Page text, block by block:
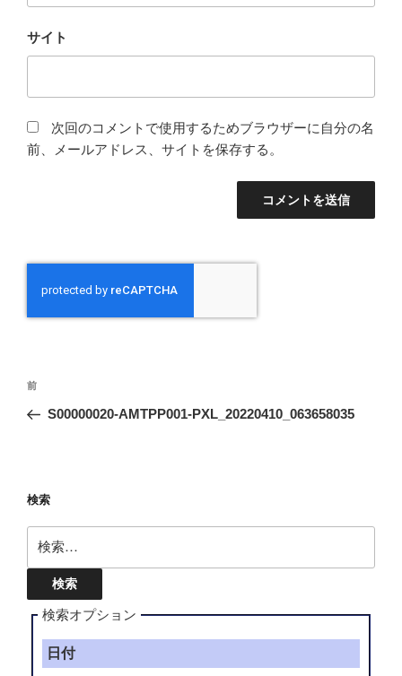
サイト
次回のコメントで使用するためブラウザーに自分の名
前、メールアドレス、サイトを保存する。
投
ナ
ー
シ
ョ
ン
前
の
前
S00000020-AMTPP001-PXL_20220410_063658035
検索
索:
検索オプション
日付